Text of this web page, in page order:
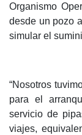
Organismo
desde un pozo
simular el
“Nosotros
para el
servicio de
viajes,